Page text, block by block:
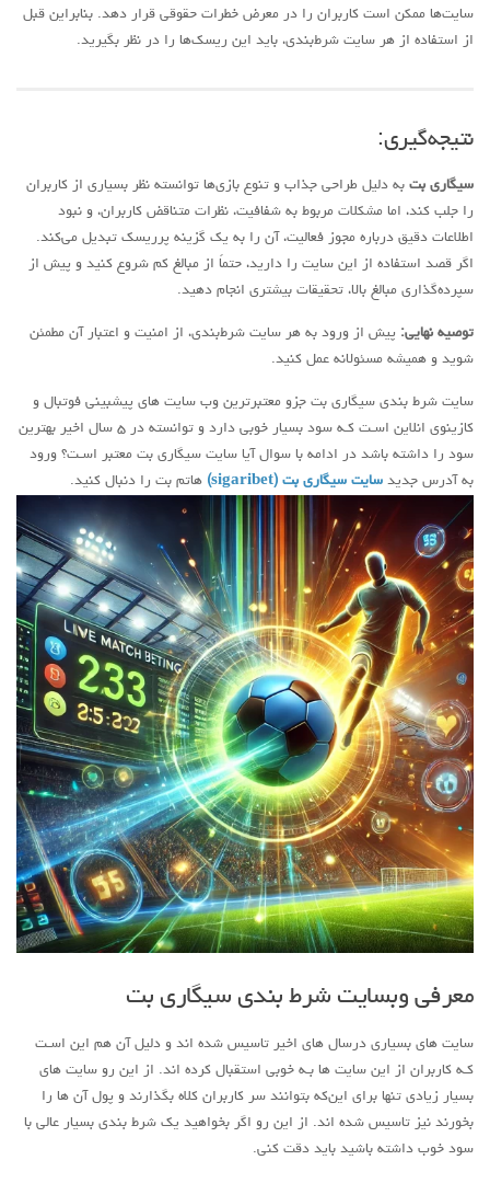
سایت‌ها ممکن است کاربران را در معرض خطرات حقوقی قرار دهد. بنابراین قبل
از استفاده از هر سایت شرط‌بندی، باید این ریسک‌ها را در نظر بگیرید.
نتیجه‌گیری:
سیگاری بت به دلیل طراحی جذاب و تنوع بازی‌ها توانسته نظر بسیاری از کاربران
را جلب کند، اما مشکلات مربوط به شفافیت، نظرات متناقض کاربران، و نبود
اطلاعات دقیق درباره مجوز فعالیت، آن را به یک گزینه پرریسک تبدیل می‌کند.
اگر قصد استفاده از این سایت را دارید، حتماً از مبالغ کم شروع کنید و پیش از
سپرده‌گذاری مبالغ بالا، تحقیقات بیشتری انجام دهید.
توصیه نهایی: پیش از ورود به هر سایت شرط‌بندی، از امنیت و اعتبار آن مطمئن
شوید و همیشه مسئولانه عمل کنید.
سایت شرط بندی سیگاری بت جزو معتبرترین وب سایت هاي‌ پیشبینی فوتبال و
کازینوی انلاین اسـت کـه سود بسیار خوبی دارد و توانسته در ۵ سال اخیر بهترین
سود را داشته باشد در ادامه با سوال آیا سایت سیگاری بت معتبر اسـت؟ ورود
به آدرس جدید سایت سیگاری بت (sigaribet) هاتم بت را دنبال کنید.
معرفی وبسایت شرط بندی سیگاری بت
سایت هاي‌ بسیاری درسال هاي‌ اخیر تاسیس شده اند و دلیل آن هم این اسـت
کـه کاربران از این سایت ها بـه خوبی استقبال کرده اند. از این رو سایت هاي‌
بسیار زیادی تنها برای این‌که بتوانند سر کاربران کلاه بگذارند و پول آن ها را
بخورند نیز تاسیس شده اند. از این رو اگر بخواهید یک شرط بندی بسیار عالی با
سود خوب داشته باشید باید دقت کنی.